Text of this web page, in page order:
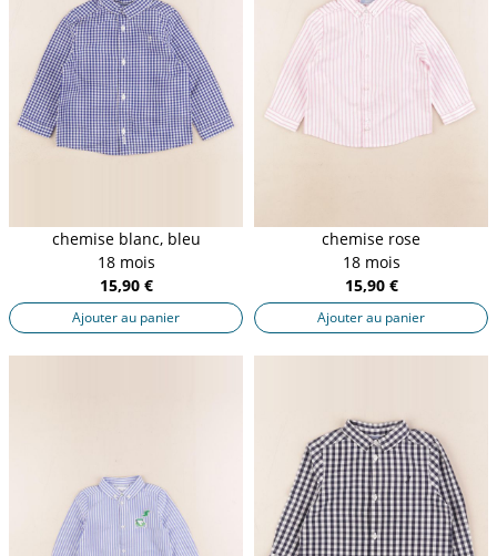
chemise blanc, bleu
18 mois
15,90 €
Ajouter au panier
chemise rose
18 mois
15,90 €
Ajouter au panier